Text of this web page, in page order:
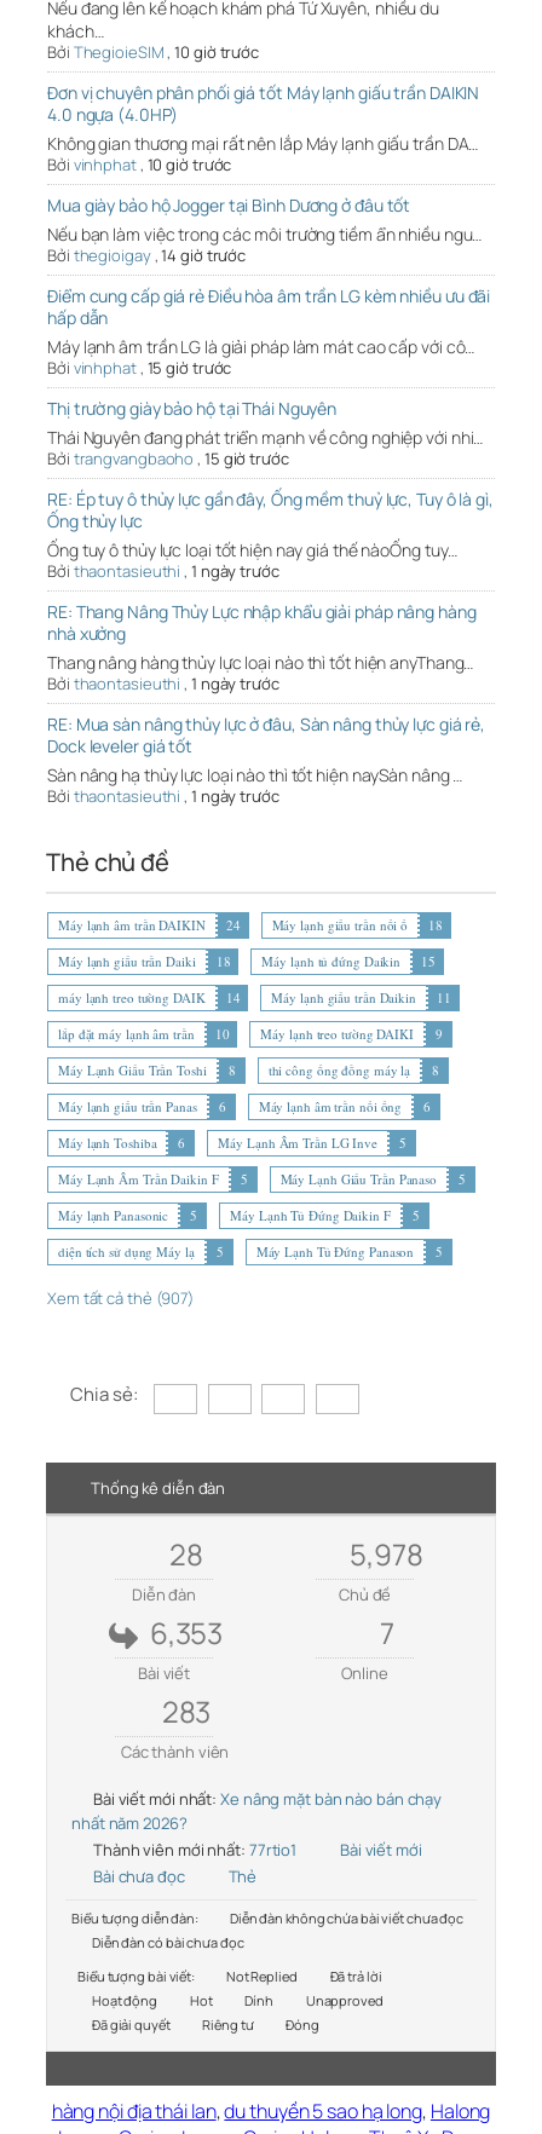
Nếu đang lên kế hoạch khám phá Tứ Xuyên, nhiều du
khách…
Bởi ThegioieSIM,10 giờ trước
Đơn vị chuyên phân phối giá tốt Máy lạnh giấu trần DAIKIN
4.0 ngựa (4.0HP)
Không gian thương mại rất nên lắp Máy lạnh giấu trần DA…
Bởi vinhphat, 10 giờ trước
Mua giày bảo hộ Jogger tại Bình Dương ở đâu tốt
Nếu bạn làm việc trong các môi trường tiềm ẩn nhiều ngu…
Bởi thegioigay,14 giờ trước
Điểm cung cấp giá rẻ Điều hòa âm trần LG kèm nhiều ưu đãi
hấp dẫn
Máy lạnh âm trần LG là giải pháp làm mát cao cấp với cô…
Bởi vinhphat, 15 giờ trước
Thị trường giày bảo hộ tại Thái Nguyên
Thái Nguyên đang phát triển mạnh về công nghiệp với nhi…
Bởi trangvangbaoho , 15 giờ trước
RE: Ép tuy ô thủy lực gần đây, Ống mềm thuỷ lực, Tuy ô là gì,
Ống thủy lực
Ống tuy ô thủy lực loại tốt hiện nay giá thế nàoỐng tuy…
Bởi thaontasieuthi , 1 ngày trước
RE: Thang Nâng Thủy Lực nhập khẩu giải pháp nâng hàng
nhà xưởng
Thang nâng hàng thủy lực loại nào thì tốt hiện anyThang…
Bởi thaontasieuthi , 1 ngày trước
RE: Mua sàn nâng thủy lực ở đâu, Sàn nâng thủy lực giá rẻ,
Dock leveler giá tốt
Sàn nâng hạ thủy lực loại nào thì tốt hiện naySàn nâng …
Bởi thaontasieuthi , 1 ngày trước
Thẻ chủ đề
Máy lạnh âm trần DAIKIN 24 Máy lạnh giấu trần nối ố
18
Máy lạnh giấu trần Daiki
18 Máy lạnh tủ đứng Daikin
15
máy lạnh treo tường DAIK
14 Máy lạnh giấu trần Daikin
11
lắp đặt máy lạnh âm trần
10 Máy lạnh treo tường DAIKI
9
Máy Lạnh Giấu Trần Toshi
8 thi công ống đồng máy lạ
8
Máy lạnh giấu trần Panas
6 Máy lạnh âm trần nối ống
6
Máy lạnh Toshiba
6 Máy Lạnh Âm Trần LG Inve
5
Máy Lạnh Âm Trần Daikin F
5 Máy Lạnh Giấu Trần Panaso
5
Máy lạnh Panasonic
5 Máy Lạnh Tủ Đứng Daikin F
5
diện tích sử dụng Máy lạ
5 Máy Lạnh Tủ Đứng Panason 5
Xem tất cả thẻ (907)
Chia sẻ:
Thống kê diễn đàn
28
Diễn đàn
5,978
Chủ đề
6,353
Bài viết
7
Online
283
Các thành viên
Bài viết mới nhất: Xe nâng mặt bàn nào bán chạy
nhất năm 2026?
Thành viên mới nhất: 77rtio1
Bài viết mới
Bài chưa đọc
Thẻ
Biểu tượng diễn đàn:
Diễn đàn không chứa bài viết chưa đọc
Diễn đàn có bài chưa đọc
Biểu tượng bài viết:
Not Replied
Đã trả lời
Hoạt động
Hot Dính
Unapproved
Đã giải quyết
Riêng tư Đóng
hàng nội địa thái lan,du thuyền 5 sao hạ long, Halong